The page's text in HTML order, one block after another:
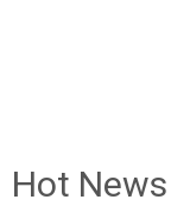
Hot News